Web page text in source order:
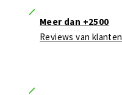
Meer dan +2500
Reviews van klanten